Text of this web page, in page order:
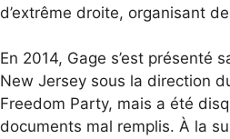
d’extrême droite, organisant
En 2014, Gage s’est présenté
New Jersey sous la direction
Freedom Party, mais a été
documents mal remplis. À la